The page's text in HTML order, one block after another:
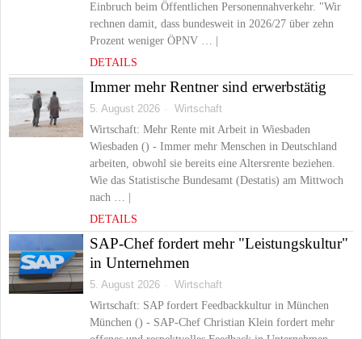
Einbruch beim Öffentlichen Personennahverkehr. "Wir
rechnen damit, dass bundesweit in 2026/27 über zehn
Prozent weniger ÖPNV … |
DETAILS
Immer mehr Rentner sind erwerbstätig
5. August 2026
Wirtschaft
Wirtschaft: Mehr Rente mit Arbeit in Wiesbaden
Wiesbaden () - Immer mehr Menschen in Deutschland
arbeiten, obwohl sie bereits eine Altersrente beziehen.
Wie das Statistische Bundesamt (Destatis) am Mittwoch
nach … |
DETAILS
SAP-Chef fordert mehr "Leistungskultur"
in Unternehmen
5. August 2026
Wirtschaft
Wirtschaft: SAP fordert Feedbackkultur in München
München () - SAP-Chef Christian Klein fordert mehr